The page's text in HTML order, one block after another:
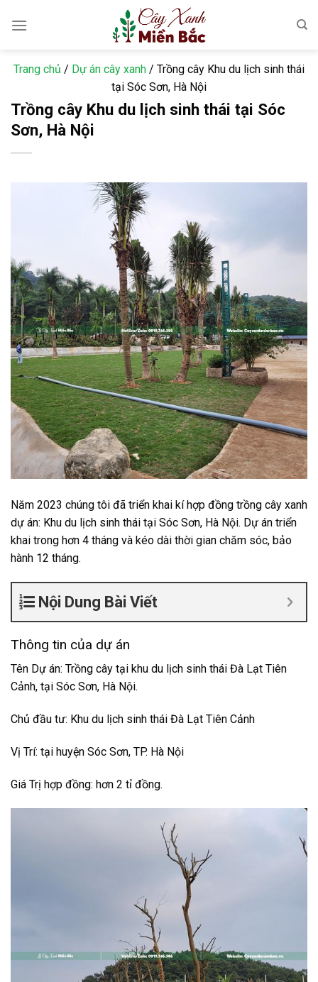
Trang chủ / Dự án cây xanh / Trồng cây Khu du lịch sinh thái
tại Sóc Sơn, Hà Nội
Trồng cây Khu du lịch sinh thái tại Sóc
Sơn, Hà Nội
Năm 2023 chúng tôi đã triển khai kí hợp đồng trồng cây xanh
dự án: Khu du lịch sinh thái tại Sóc Sơn, Hà Nội. Dự án triển
khai trong hơn 4 tháng và kéo dài thời gian chăm sóc, bảo
hành 12 tháng.
Nội Dung Bài Viết
Thông tin của dự án
Tên Dự án: Trồng cây tại khu du lịch sinh thái Đà Lạt Tiên
Cảnh, tại Sóc Sơn, Hà Nội.
Chủ đầu tư: Khu du lịch sinh thái Đà Lạt Tiên Cảnh
Vị Trí: tại huyện Sóc Sơn, TP. Hà Nội
Giá Trị hợp đồng: hơn 2 tỉ đồng.